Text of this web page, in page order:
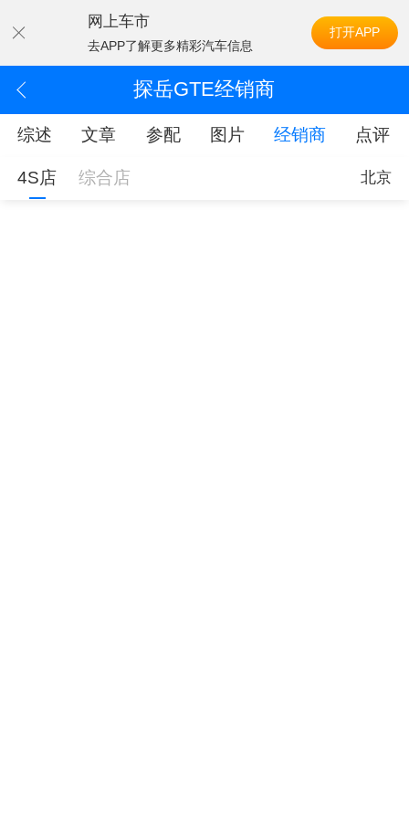
网上车市
去APP了解更多精彩汽车信息
打开APP
探岳GTE经销商
综述 文章 参配 图片 经销商 点评
4S店 综合店 北京